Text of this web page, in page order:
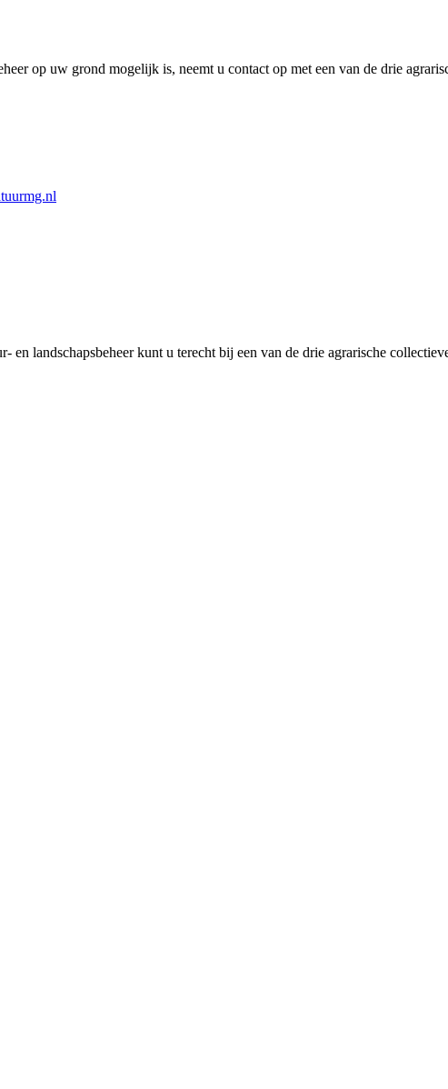
op uw grond mogelijk is, neemt u contact op met een van de drie
landschapsbeheer kunt u terecht bij een van de drie agrarische